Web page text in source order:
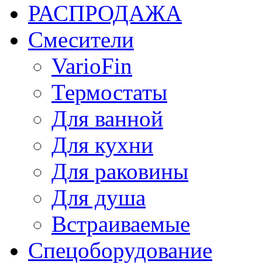
РАСПРОДАЖА
Смесители
VarioFin
Термостаты
Для ванной
Для кухни
Для раковины
Для душа
Встраиваемые
Спецоборудование